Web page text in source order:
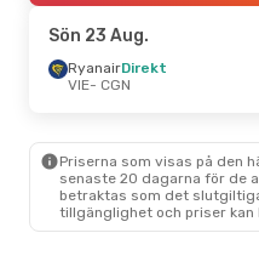
Austrian AirlinesDirekt
CGN- VIE
Sön 23 Aug.
RyanairDirekt
VIE- CGN
Priserna som visas på den
senaste 20 dagarna för de
betraktas som det
tillgänglighet och priser kan